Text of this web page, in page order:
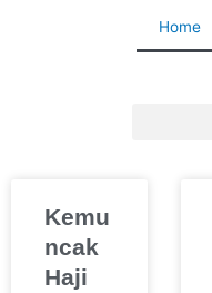
Home
Kemu
ncak
Haji